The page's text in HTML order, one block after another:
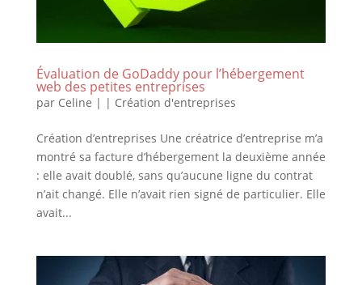
Évaluation de GoDaddy pour l’hébergement
web des petites entreprises
par Celine | | Création d'entreprises
Création d’entreprises Une créatrice d’entreprise m’a
montré sa facture d’hébergement la deuxième année
: elle avait doublé, sans qu’aucune ligne du contrat
n’ait changé. Elle n’avait rien signé de particulier. Elle
avait...